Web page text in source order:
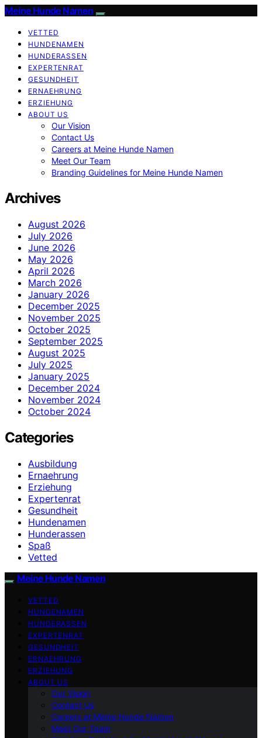
Meine Hunde Namen
VETTED
HUNDENAMEN
HUNDERASSEN
EXPERTENRAT
GESUNDHEIT
ERNAEHRUNG
ERZIEHUNG
ABOUT US
Our Vision
Contact Us
Careers at Meine Hunde Namen
Meet Our Team
Branding Guidelines for Meine Hunde Namen
Archives
August 2026
July 2026
June 2026
May 2026
April 2026
March 2026
January 2026
December 2025
November 2025
October 2025
September 2025
August 2025
July 2025
January 2025
December 2024
November 2024
October 2024
Categories
Ausbildung
Ernaehrung
Erziehung
Expertenrat
Gesundheit
Hundenamen
Hunderassen
Spaß
Vetted
Meine Hunde Namen
VETTED
HUNDENAMEN
HUNDERASSEN
EXPERTENRAT
GESUNDHEIT
ERNAEHRUNG
ERZIEHUNG
ABOUT US
Our Vision
Contact Us
Careers at Meine Hunde Namen
Meet Our Team